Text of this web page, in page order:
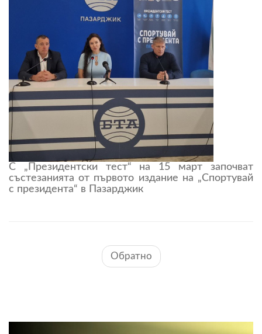
С „Президентски тест“ на 15 март започват
състезанията от първото издание на „Спортувай
с президента“ в Пазарджик
Обратно